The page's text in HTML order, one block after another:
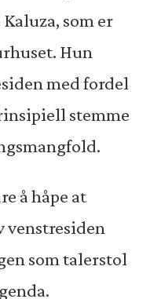
som er
Hun
med fordel
stemme
å håpe at
venstresiden
som talerstol